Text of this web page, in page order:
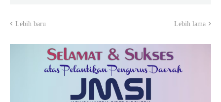
Lebih baru Lebih lama